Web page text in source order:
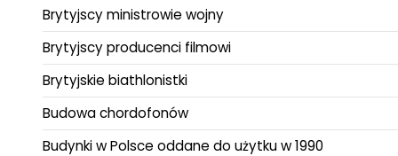
Brytyjscy ministrowie wojny
Brytyjscy producenci filmowi
Brytyjskie biathlonistki
Budowa chordofonów
Budynki w Polsce oddane do użytku w 1990